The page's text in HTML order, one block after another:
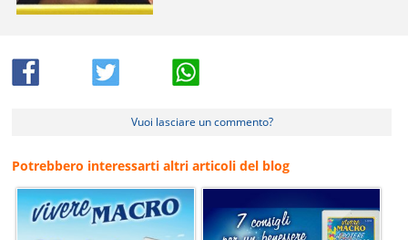
Vuoi lasciare un commento?
Potrebbero interessarti altri articoli del blog